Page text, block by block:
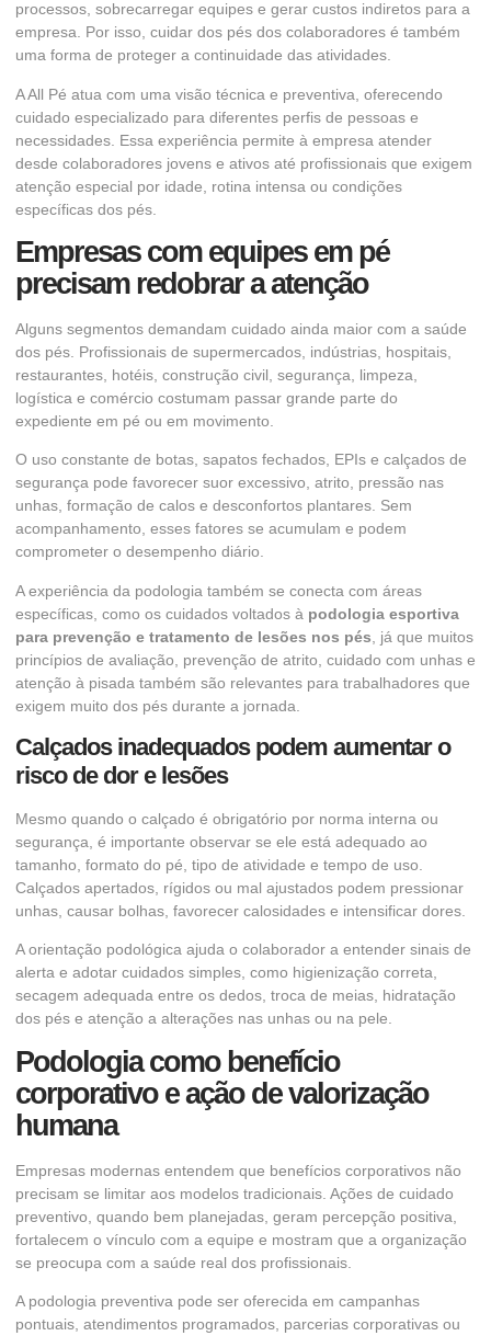
processos, sobrecarregar equipes e gerar custos indiretos para a
empresa. Por isso, cuidar dos pés dos colaboradores é também
uma forma de proteger a continuidade das atividades.
A All Pé atua com uma visão técnica e preventiva, oferecendo
cuidado especializado para diferentes perfis de pessoas e
necessidades. Essa experiência permite à empresa atender
desde colaboradores jovens e ativos até profissionais que exigem
atenção especial por idade, rotina intensa ou condições
específicas dos pés.
Empresas com equipes em pé
precisam redobrar a atenção
Alguns segmentos demandam cuidado ainda maior com a saúde
dos pés. Profissionais de supermercados, indústrias, hospitais,
restaurantes, hotéis, construção civil, segurança, limpeza,
logística e comércio costumam passar grande parte do
expediente em pé ou em movimento.
O uso constante de botas, sapatos fechados, EPIs e calçados de
segurança pode favorecer suor excessivo, atrito, pressão nas
unhas, formação de calos e desconfortos plantares. Sem
acompanhamento, esses fatores se acumulam e podem
comprometer o desempenho diário.
A experiência da podologia também se conecta com áreas
específicas, como os cuidados voltados à podologia esportiva
para prevenção e tratamento de lesões nos pés , já que muitos
princípios de avaliação, prevenção de atrito, cuidado com unhas e
atenção à pisada também são relevantes para trabalhadores que
exigem muito dos pés durante a jornada.
Calçados inadequados podem aumentar o
risco de dor e lesões
Mesmo quando o calçado é obrigatório por norma interna ou
segurança, é importante observar se ele está adequado ao
tamanho, formato do pé, tipo de atividade e tempo de uso.
Calçados apertados, rígidos ou mal ajustados podem pressionar
unhas, causar bolhas, favorecer calosidades e intensificar dores.
A orientação podológica ajuda o colaborador a entender sinais de
alerta e adotar cuidados simples, como higienização correta,
secagem adequada entre os dedos, troca de meias, hidratação
dos pés e atenção a alterações nas unhas ou na pele.
Podologia como benefício
corporativo e ação de valorização
humana
Empresas modernas entendem que benefícios corporativos não
precisam se limitar aos modelos tradicionais. Ações de cuidado
preventivo, quando bem planejadas, geram percepção positiva,
fortalecem o vínculo com a equipe e mostram que a organização
se preocupa com a saúde real dos profissionais.
A podologia preventiva pode ser oferecida em campanhas
pontuais, atendimentos programados, parcerias corporativas ou